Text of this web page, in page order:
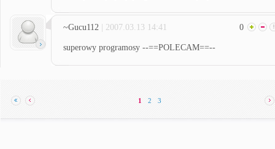
~Gucu112 | 2007.03.13 14:41 0
superowy programosy --==POLECAM==--
1 2 3